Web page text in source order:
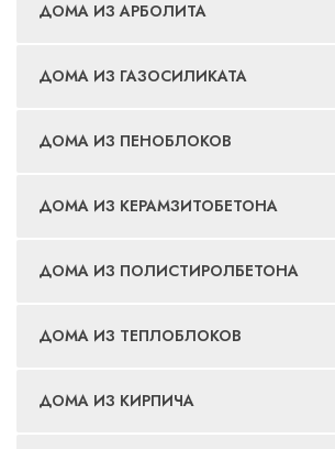
ДОМА ИЗ АРБОЛИТА
ДОМА ИЗ ГАЗОСИЛИКАТА
ДОМА ИЗ ПЕНОБЛОКОВ
ДОМА ИЗ КЕРАМЗИТОБЕТОНА
ДОМА ИЗ ПОЛИСТИРОЛБЕТОНА
ДОМА ИЗ ТЕПЛОБЛОКОВ
ДОМА ИЗ КИРПИЧА